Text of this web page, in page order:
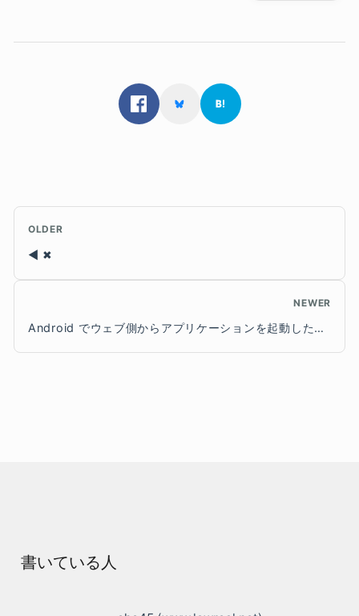
OLDER
✖
NEWER
Android でウェブ側からアプリケーションを起動したいときのベストプラクティス
書いている人